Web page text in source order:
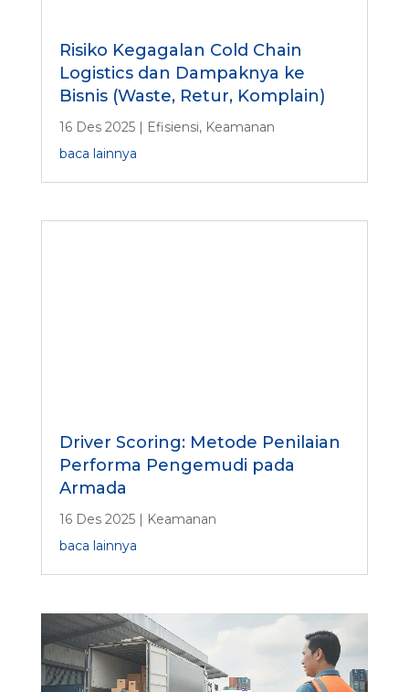
Risiko Kegagalan Cold Chain
Logistics dan Dampaknya ke
Bisnis (Waste, Retur, Komplain)
16 Des 2025| Efisiensi, Keamanan
baca lainnya
Driver Scoring: Metode Penilaian
Performa Pengemudi pada
Armada
16 Des 2025|
Keamanan
baca lainnya